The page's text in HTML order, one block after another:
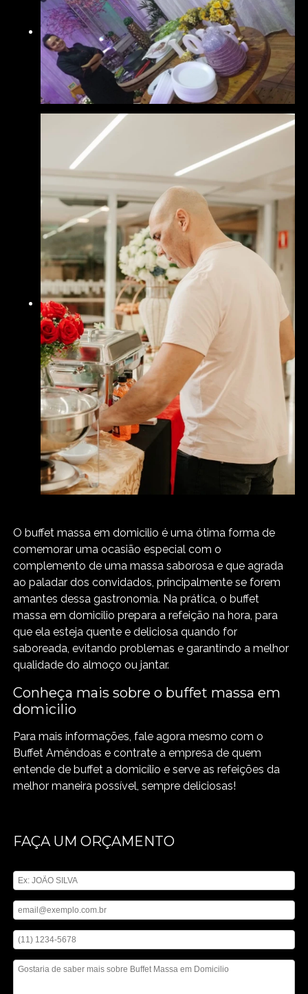
O buffet massa em domicilio é uma ótima forma de
comemorar uma ocasião especial com o
complemento de uma massa saborosa e que agrada
ao paladar dos convidados, principalmente se forem
amantes dessa gastronomia. Na prática, o buffet
massa em domicilio prepara a refeição na hora, para
que ela esteja quente e deliciosa quando for
saboreada, evitando problemas e garantindo a melhor
qualidade do almoço ou jantar.
Conheça mais sobre o buffet massa em
domicilio
Para mais informações, fale agora mesmo com o
Buffet Amêndoas e contrate a empresa de quem
entende de buffet a domicílio e serve as refeições da
melhor maneira possível, sempre deliciosas!
FAÇA UM ORÇAMENTO